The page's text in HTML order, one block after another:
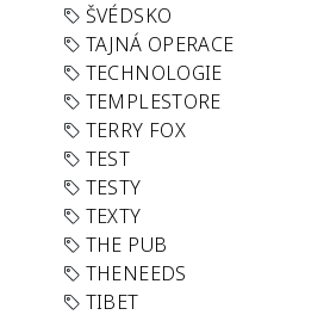
ŠVÉDSKO
TAJNÁ OPERACE
TECHNOLOGIE
TEMPLESTORE
TERRY FOX
TEST
TESTY
TEXTY
THE PUB
THENEEDS
TIBET